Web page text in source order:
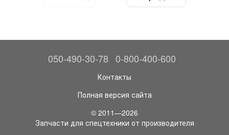
050-490-30-78 0-800-400-600
Контакты
Полная версия сайта
© 2011—2026
Запчасти для спецтехники от производителя